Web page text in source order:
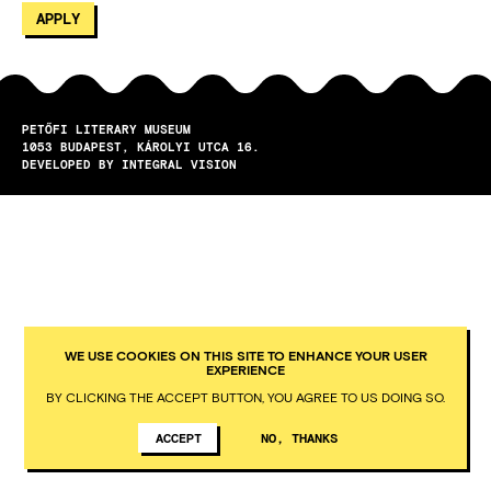
PETŐFI LITERARY MUSEUM
1053
BUDAPEST
KÁROLYI UTCA 16.
DEVELOPED BY INTEGRAL VISION
WE USE COOKIES ON THIS SITE TO ENHANCE YOUR USER
EXPERIENCE
BY CLICKING THE ACCEPT BUTTON, YOU AGREE TO US DOING SO.
ACCEPT NO, THANKS